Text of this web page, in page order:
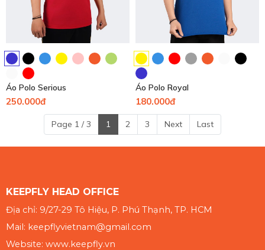
Áo Polo Serious
250.000đ
Áo Polo Royal
180.000đ
Page 1 / 3 1 2 3 Next Last
KEEPFLY HEAD OFFICE
Địa chỉ: 9/27-29 Tô Hiệu, P. Phú Thạnh, TP. HCM
Mail: keepflyvietnam@gmail.com
Website: www.keepfly.vn